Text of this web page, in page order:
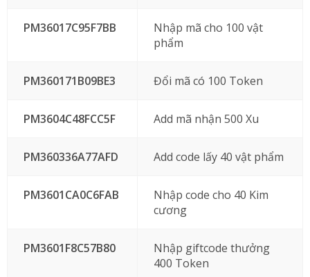
PM36017C95F7BB
Nhập mã cho 100 vật
phẩm
PM360171B09BE3 Đổi mã có 100 Token
PM3604C48FCC5F Add mã nhận 500 Xu
PM360336A77AFD Add code lấy 40 vật phẩm
PM3601CA0C6FAB
Nhập code cho 40 Kim
cương
PM3601F8C57B80
Nhập giftcode thưởng
400 Token